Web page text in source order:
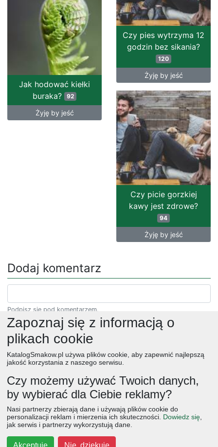
Czy pies wytrzyma 12
godzin bez sikania?
120
Żyję by jeść
Jak hodować kiełki
buraka?
92
Żyję by jeść
Czy picie gorzkiej
kawy jest zdrowe?
94
Żyję by jeść
Dodaj komentarz
Podpisz się pod komentarzem.
salatki
boże narodzenie warzywa wielkanoc
przekaski
dania główne
jajka wegetariańskie czekolada
kurczak śniadania
Zapoznaj się z informacją o
plikach cookie
KatalogSmakow.pl używa plików cookie, aby zapewnić najlepszą
jakość korzystania z naszego serwisu.
Czy możemy używać Twoich danych,
by wybierać dla Ciebie reklamy?
Nasi partnerzy zbierają dane i używają plików cookie do
personalizacji reklam i mierzenia ich skuteczności. Dowiedz się
jak serwis i partnerzy wykorzystują dane.
Akceptuję Nie, dziękuję